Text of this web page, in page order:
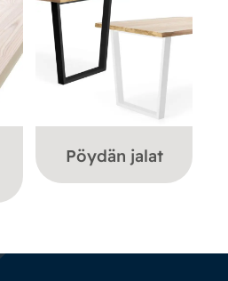
Pöydän jalat